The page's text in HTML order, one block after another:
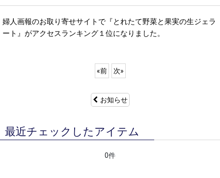
婦人画報のお取り寄せサイトで『とれたて野菜と果実の生ジェラ
ート』がアクセスランキング１位になりました。
«前 次»
お知らせ
最近チェックしたアイテム
0件